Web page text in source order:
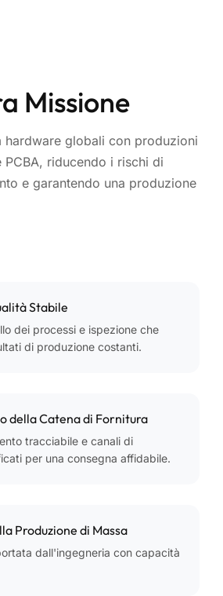
Missione
hardware globali con produzioni
riducendo i rischi di
e garantendo una produzione
Stabile
dei processi e ispezione che
di produzione costanti.
della Catena di Fornitura
tracciabile e canali di
per una consegna affidabile.
Produzione di Massa
dall'ingegneria con capacità